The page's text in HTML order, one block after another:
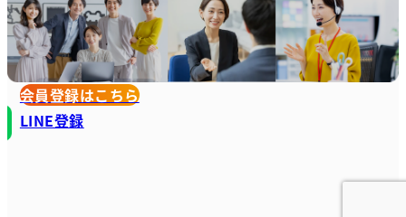
会員登録はこちら
LINE登録